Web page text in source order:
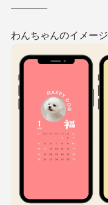
わんちゃんのイメージ